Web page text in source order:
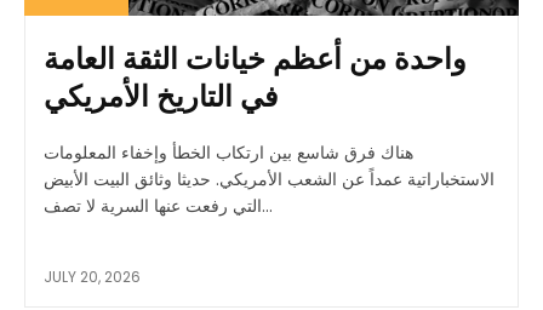
واحدة من أعظم خيانات الثقة العامة
في التاريخ الأمريكي
هناك فرق شاسع بين ارتكاب الخطأ وإخفاء المعلومات
الاستخباراتية عمداً عن الشعب الأمريكي. حديثا وثائق البيت الأبيض
التي رفعت عنها السرية لا تصف...
JULY 20, 2026